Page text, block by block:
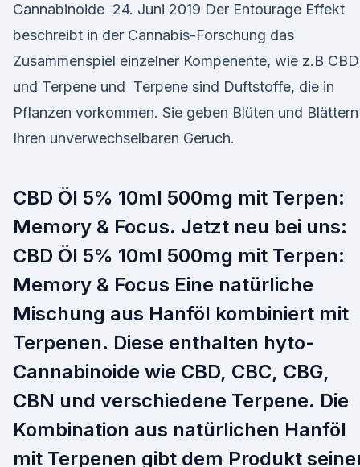
Cannabinoide 24. Juni 2019 Der Entourage Effekt
beschreibt in der Cannabis-Forschung das
Zusammenspiel einzelner Kompenente, wie z.B CBD
und Terpene und Terpene sind Duftstoffe, die in
Pflanzen vorkommen. Sie geben Blüten und Blättern
Ihren unverwechselbaren Geruch.
CBD Öl 5% 10ml 500mg mit Terpen:
Memory & Focus. Jetzt neu bei uns:
CBD Öl 5% 10ml 500mg mit Terpen:
Memory & Focus Eine natürliche
Mischung aus Hanföl kombiniert mit
Terpenen. Diese enthalten hyto-
Cannabinoide wie CBD, CBC, CBG,
CBN und verschiedene Terpene. Die
Kombination aus natürlichen Hanföl
mit Terpenen gibt dem Produkt